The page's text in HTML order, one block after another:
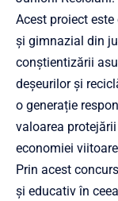
Acest proiect
și gimnazial din
conștientizării
deșeurilor și
o generație
valoarea
economiei
Prin acest
și educativ în